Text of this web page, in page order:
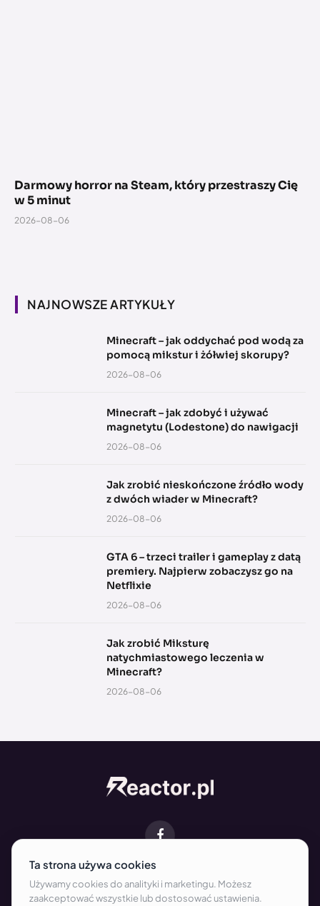
Darmowy horror na Steam, który przestraszy Cię
w 5 minut
2026-08-06
NAJNOWSZE ARTYKUŁY
Minecraft – jak oddychać pod wodą za
pomocą mikstur i żółwiej skorupy?
2026-08-06
Minecraft – jak zdobyć i używać
magnetytu (Lodestone) do nawigacji
2026-08-06
Jak zrobić nieskończone źródło wody
z dwóch wiader w Minecraft?
2026-08-06
GTA 6 – trzeci trailer i gameplay z datą
premiery. Najpierw zobaczysz go na
Netflixie
2026-08-06
Jak zrobić Miksturę
natychmiastowego leczenia w
Minecraft?
2026-08-06
Facebook
O NAS KONTAKT REDAKCJA
WSPÓŁPRACA
REKLAMA
REGULAMIN